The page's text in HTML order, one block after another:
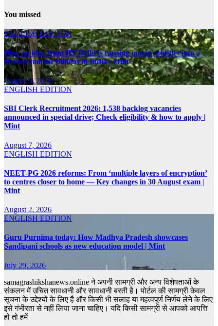
You missed
ENGLISH EDITION
How an idea from IIT Delhi is turning movie subtitles into a
literacy tool for billions in India | Mint
August 9, 2026
ENGLISH EDITION
SBI Clerk Recruitment 2026: 1,538 backlog vacancies
announced in special drive; Check eligibility & how to apply |
Mint
August 7, 2026
ENGLISH EDITION
NEET-PG 2026 reforms: From ‘multiple layers of encryption’
to centres closer to home — Key changes in 30 August exam |
Mint
August 2, 2026
ENGLISH EDITION
Guru Purnima today: How Madhya Pradesh showcases
Sandipani schools as new education model | Mint
July 29, 2026
samagrashikshanews.online ने अपनी सामग्री और अन्य विशेषताओं के
संकलन में उचित सावधानी और सावधानी बरती है। पोर्टल की सामग्री केवल
सूचना के उद्देश्यों के लिए है और किसी भी सलाह या महत्वपूर्ण निर्णय लेने के लिए
इसे गंभीरता से नहीं लिया जाना चाहिए। यदि किसी सामग्री से आपको आपत्ति
हो तो हमें